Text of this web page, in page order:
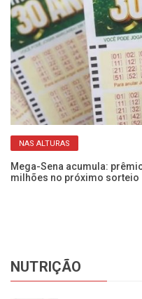
NAS ALTURAS
Mega-Sena acumula:
milhões no próximo sorteio
NUTRIÇÃO